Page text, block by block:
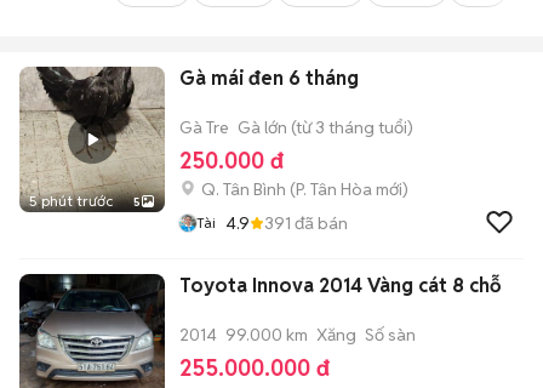
5 phút trước 5
Gà mái đen 6 tháng
Gà Tre Gà lớn (từ 3 tháng tuổi)
250.000 đ
Q. Tân Bình (P. Tân Hòa mới)
Tài 4.9 391 đã bán
Toyota Innova 2014 Vàng cát 8 chỗ
2014 99.000 km Xăng Số sàn
255.000.000 đ